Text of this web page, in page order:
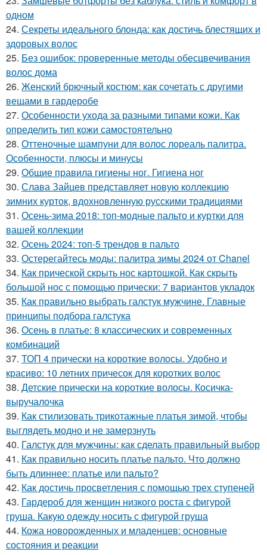
одном
24. Секреты идеального блонда: как достичь блестящих и
здоровых волос
25. Без ошибок: проверенные методы обесцвечивания
волос дома
26. Женский брючный костюм: как сочетать с другими
вещами в гардеробе
27. Особенности ухода за разными типами кожи. Как
определить тип кожи самостоятельно
28. Оттеночные шампуни для волос лореаль палитра.
Особенности, плюсы и минусы
29. Общие правила гигиены ног. Гигиена ног
30. Слава Зайцев представляет новую коллекцию
зимних курток, вдохновленную русскими традициями
31. Осень-зима 2018: топ-модные пальто и куртки для
вашей коллекции
32. Осень 2024: топ-5 трендов в пальто
33. Остерегайтесь моды: палитра зимы 2024 от Chanel
34. Как прической скрыть нос картошкой. Как скрыть
большой нос с помощью прически: 7 вариантов укладок
35. Как правильно выбрать галстук мужчине. Главные
принципы подбора галстука
36. Осень в платье: 8 классических и современных
комбинаций
37. ТОП 4 прически на короткие волосы. Удобно и
красиво: 10 летних причесок для коротких волос
38. Детские прически на короткие волосы. Косичка-
выручалочка
39. Как стилизовать трикотажные платья зимой, чтобы
выглядеть модно и не замерзнуть
40. Галстук для мужчины: как сделать правильный выбор
41. Как правильно носить платье пальто. Что должно
быть длиннее: платье или пальто?
42. Как достичь просветления с помощью трех ступеней
43. Гардероб для женщин низкого роста с фигурой
груша. Какую одежду носить с фигурой груша
44. Кожа новорожденных и младенцев: основные
состояния и реакции